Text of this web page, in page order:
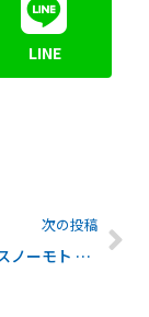
LINE
次の投稿
【会員限定】スノーモト ニューモデル（’18-’19）速報